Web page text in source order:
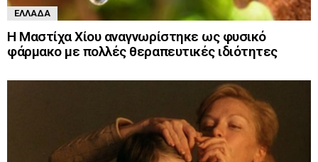
ΕΛΛΆΔΑ
Η Μαστίχα Χίου αναγνωρίστηκε ως φυσικό
φάρμακο με πολλές θεραπευτικές ιδιότητες